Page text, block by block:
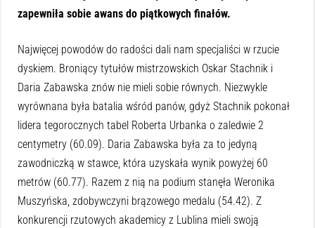
zapewniła sobie awans do piątkowych finałów.
Najwięcej powodów do radości dali nam specjaliści w rzucie
dyskiem. Broniący tytułów mistrzowskich Oskar Stachnik i
Daria Zabawska znów nie mieli sobie równych. Niezwykle
wyrównana była batalia wśród panów, gdyż Stachnik pokonał
lidera tegorocznych tabel Roberta Urbanka o zaledwie 2
centymetry (60.09). Daria Zabawska była za to jedyną
zawodniczką w stawce, która uzyskała wynik powyżej 60
metrów (60.77). Razem z nią na podium stanęła Weronika
Muszyńska, zdobywczyni brązowego medalu (54.42). Z
konkurencji rzutowych akademicy z Lublina mieli swoją